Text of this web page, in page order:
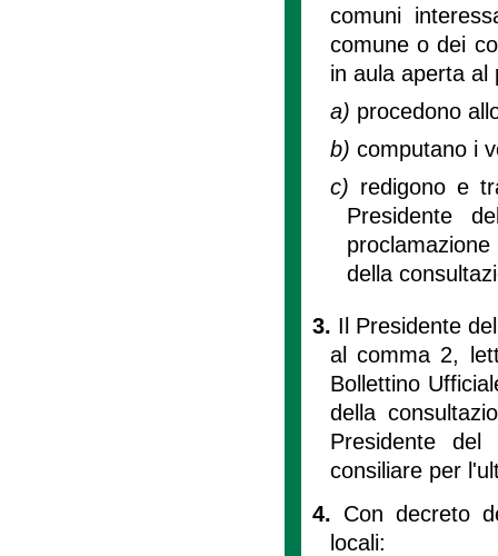
comuni
comune o dei
in aula aperta al
a) procedono
b) computano i
c) redigono e
Presidente
della
3. Il Presidente
al comma 2,
Bollettino
della
Presidente del
consiliare per
4. Con decreto
locali: